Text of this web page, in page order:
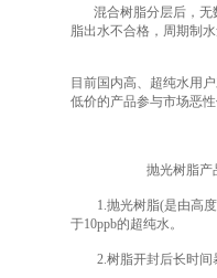
混合树脂分层后，无
脂出水不合格，周期制
目前国内高、超纯水用
低价的产品参与市场恶
抛光树脂产品使
1.抛光树脂(是由高度
于10ppb的超纯水。
2.树脂开封后长时间暴